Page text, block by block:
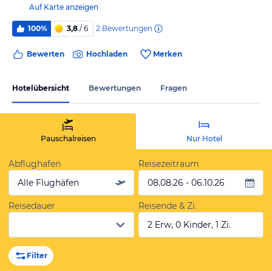
Auf Karte anzeigen
100% 3,8 / 6 2 Bewertungen
Bewerten Hochladen Merken
Hotelübersicht Bewertungen Fragen
Pauschalreisen Nur Hotel
Abflughafen
Alle Flughäfen
Reisezeitraum
08.08.26 - 06.10.26
Reisedauer
Reisende & Zi.
2 Erw, 0 Kinder, 1 Zi.
Filter